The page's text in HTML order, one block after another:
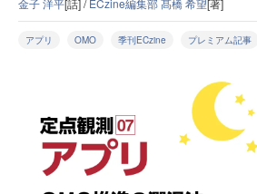
金子 洋平[話] /ECzine編集部 髙橋 希望[著]
アプリ OMO 季刊ECzine プレミアム記事